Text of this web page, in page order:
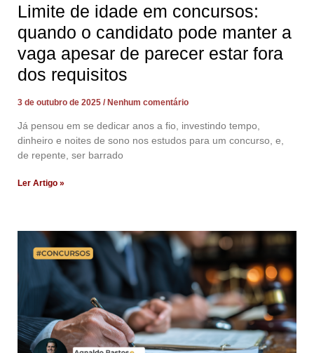
Limite de idade em concursos:
quando o candidato pode manter a
vaga apesar de parecer estar fora
dos requisitos
3 de outubro de 2025 Nenhum comentário
Já pensou em se dedicar anos a fio, investindo tempo,
dinheiro e noites de sono nos estudos para um concurso, e,
de repente, ser barrado
Ler Artigo »